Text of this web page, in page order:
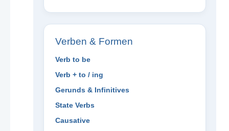
Verben & Formen
Verb to be
Verb + to / ing
Gerunds & Infinitives
State Verbs
Causative